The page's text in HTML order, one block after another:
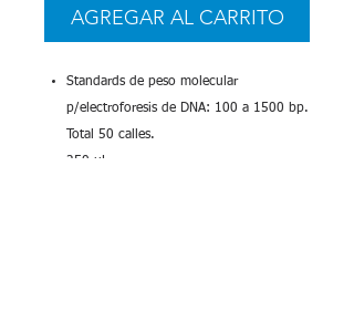
AGREGAR AL CARRITO
Standards de peso molecular
p/electroforesis de DNA: 100 a 1500 bp.
Total 50 calles.
250 uL